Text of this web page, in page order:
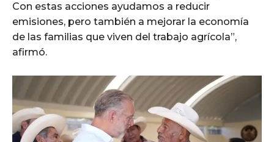
Con estas acciones ayudamos a reducir
emisiones, pero también a mejorar la economía
de las familias que viven del trabajo agrícola”,
afirmó.